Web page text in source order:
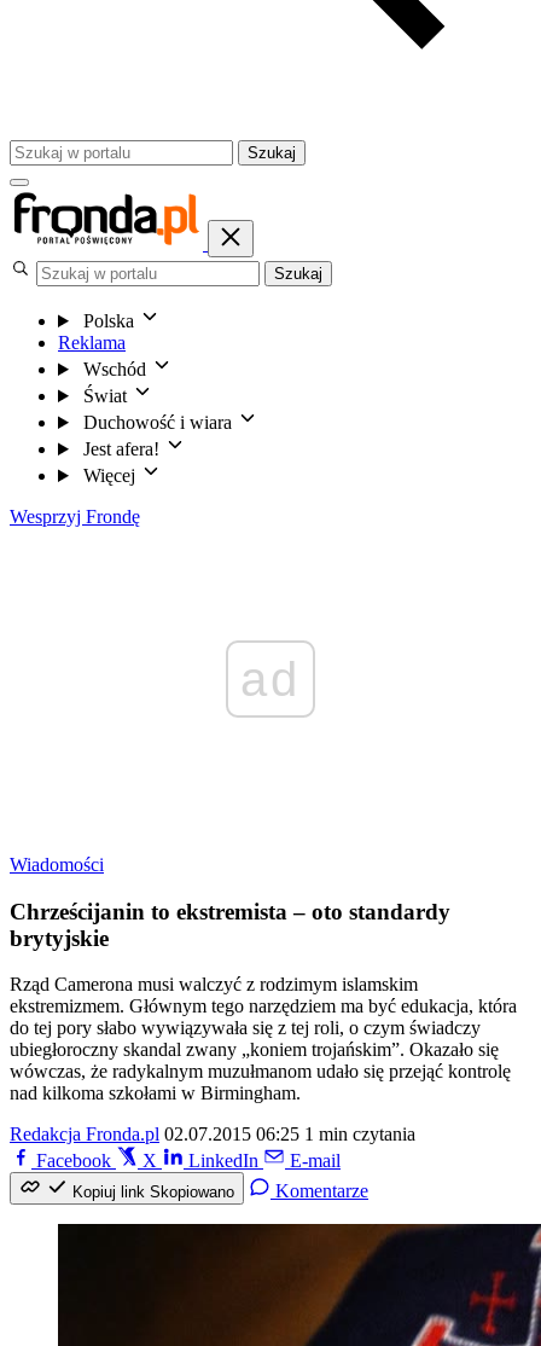
Szukaj
Szukaj
Polska
Reklama
Wschód
Świat
Duchowość i wiara
Jest afera!
Więcej
Wesprzyj Frondę
ad
Wiadomości
Chrześcijanin to ekstremista – oto standardy
brytyjskie
Rząd Camerona musi walczyć z rodzimym islamskim
ekstremizmem. Głównym tego narzędziem ma być edukacja, która
do tej pory słabo wywiązywała się z tej roli, o czym świadczy
ubiegłoroczny skandal zwany „koniem trojańskim”. Okazało się
wówczas, że radykalnym muzułmanom udało się przejąć kontrolę
nad kilkoma szkołami w Birmingham.
Redakcja Fronda.pl 02.07.2015 06:25 1 min czytania
Facebook
X LinkedIn E-mail
Kopiuj link Skopiowano Komentarze